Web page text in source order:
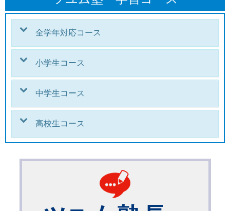
全学年対応コース
小学生コース
中学生コース
高校生コース